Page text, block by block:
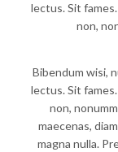
lectus. Sit
non,
Bibendum wisi,
lectus. Sit
non,
maecenas,
magna nulla.